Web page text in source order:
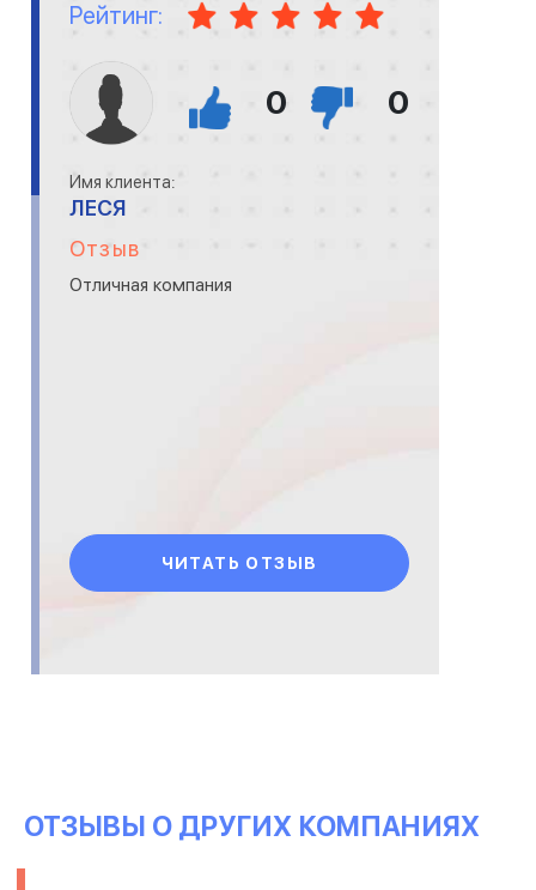
Рейтинг:
0 0
Имя клиента:
ЛЕСЯ
Отзыв
Отличная компания
ЧИТАТЬ ОТЗЫВ
ОТЗЫВЫ О ДРУГИХ КОМПАНИЯХ